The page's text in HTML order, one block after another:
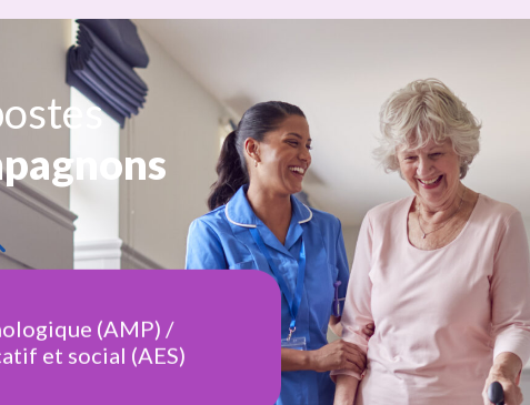
(AMP) /
et social (AES)